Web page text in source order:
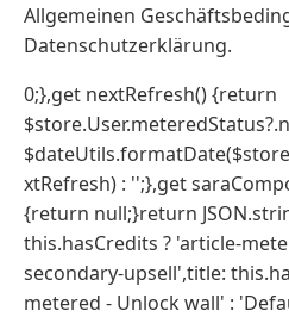
Allgemeinen
Datenschutzerklärung.
0;},get nextRefresh() {return
xtRefresh) : '';},get
{return null;}return
this.hasCredits ? 'article-
secondary-upsell',title:
metered - Unlock wall' :